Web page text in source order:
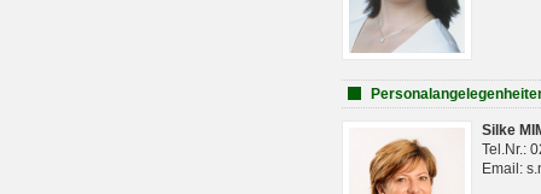
Silke
Tel.Nr.:
Email: